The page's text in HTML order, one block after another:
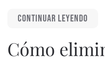
CONTINUAR LEYENDO
Cómo